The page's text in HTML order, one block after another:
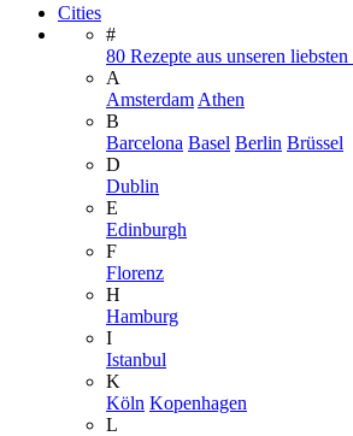
Cities
#
80 Rezepte aus unseren liebsten
A
Amsterdam Athen
B
Barcelona Basel Berlin Brüssel
D
Dublin
E
Edinburgh
F
Florenz
H
Hamburg
I
Istanbul
K
Köln Kopenhagen
L